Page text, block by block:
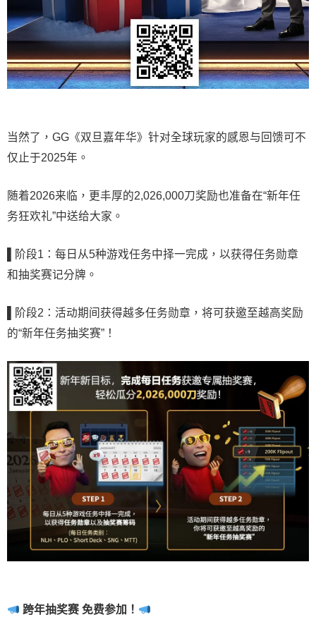
当然了，GG《双旦嘉年华》针对全球玩家的感恩与回馈可不
仅止于2025年。
随着2026来临，更丰厚的2,026,000刀奖励也准备在“新年任
务狂欢礼”中送给大家。
阶段1：每日从5种游戏任务中择一完成，以获得任务勋章
和抽奖赛记分牌。
阶段2：活动期间获得越多任务勋章，将可获邀至越高奖励
的“新年任务抽奖赛”！
跨年抽奖赛 免费参加 ！